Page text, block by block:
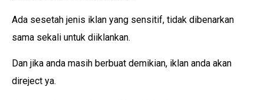
Ada sesetah jenis iklan yang sensitif, tidak dibenarkan
sama sekali untuk diiklankan.
Dan jika anda masih berbuat demikian, iklan anda akan
direject ya.